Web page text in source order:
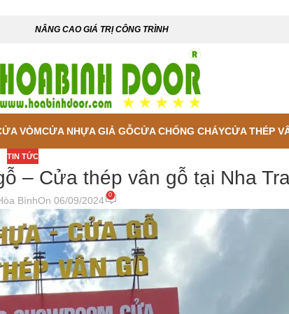
NÂNG CAO GIÁ TRỊ CÔNG TRÌNH
VÒMCỬA NHỰA GIẢ GỖCỬA CHỐNG CHÁYCỬA THÉP
TIN TỨC
– Cửa thép vân gỗ tại Nha
BìnhOn 06/09/2024 0